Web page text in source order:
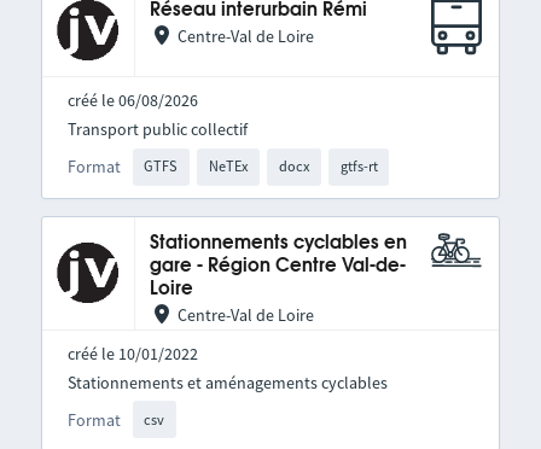
Réseau interurbain Rémi
Centre-Val de Loire
créé le 06/08/2026
Format GTFS NeTEx docx gtfs-rt
Transport public collectif
Stationnements cyclables en
gare - Région Centre Val-de-
Loire
Centre-Val de Loire
créé le 10/01/2022
Format csv
Stationnements et aménagements cyclables